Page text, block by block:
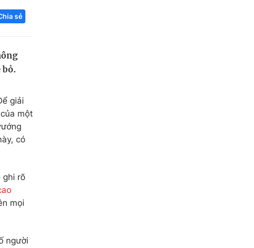
nghệ tương lai
sẻ
bỏ.
giải
một
có
ghi rõ
mọi
người